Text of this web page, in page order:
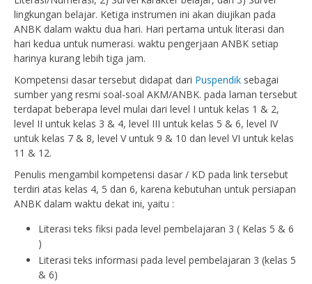
lingkungan belajar. Ketiga instrumen ini akan diujikan pada
ANBK dalam waktu dua hari. Hari pertama untuk literasi dan
hari kedua untuk numerasi. waktu pengerjaan ANBK setiap
harinya kurang lebih tiga jam.
Kompetensi dasar tersebut didapat dari Puspendik sebagai
sumber yang resmi soal-soal AKM/ANBK. pada laman tersebut
terdapat beberapa level mulai dari level I untuk kelas 1 & 2,
level II untuk kelas 3 & 4, level III untuk kelas 5 & 6, level IV
untuk kelas 7 & 8, level V untuk 9 & 10 dan level VI untuk kelas
11 & 12.
Penulis mengambil kompetensi dasar / KD pada link tersebut
terdiri atas kelas 4, 5 dan 6, karena kebutuhan untuk persiapan
ANBK dalam waktu dekat ini, yaitu :
Literasi teks fiksi pada level pembelajaran 3 ( Kelas 5 & 6
)
Literasi teks informasi pada level pembelajaran 3 (kelas 5
& 6)